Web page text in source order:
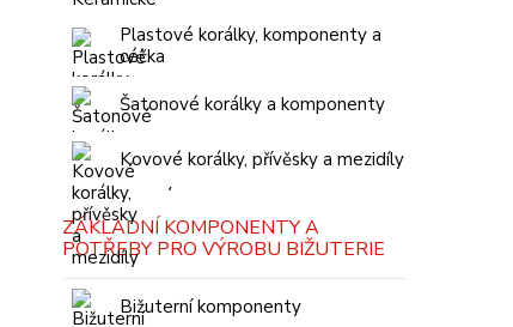
Plastové korálky, komponenty a
céčka
Šatonové korálky a komponenty
Kovové korálky, přívěsky a mezidíly
ZÁKLADNÍ KOMPONENTY A
POTŘEBY PRO VÝROBU BIŽUTERIE
Bižuterní komponenty